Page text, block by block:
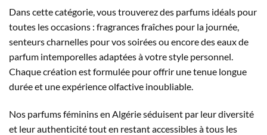
Dans cette catégorie, vous trouverez des parfums idéals pour
toutes les occasions : fragrances fraîches pour la journée,
senteurs charnelles pour vos soirées ou encore des eaux de
parfum intemporelles adaptées à votre style personnel.
Chaque création est formulée pour offrir une tenue longue
durée et une expérience olfactive inoubliable.
Nos parfums féminins en Algérie séduisent par leur diversité
et leur authenticité tout en restant accessibles à tous les